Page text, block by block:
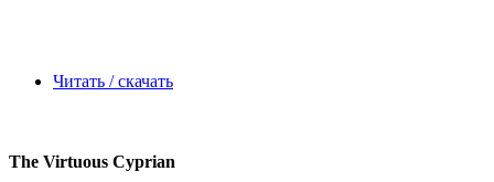
Читать / скачать
The Virtuous Cyprian